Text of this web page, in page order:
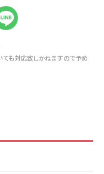
も対応致しかねますので予め